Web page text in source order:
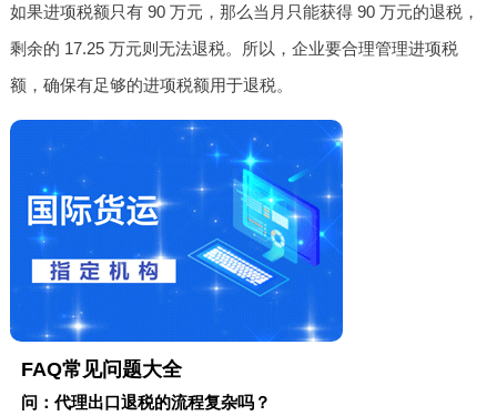
如果进项税额只有 90 万元，那么当月只能获得 90 万元的退税，
剩余的 17.25 万元则无法退税。所以，企业要合理管理进项税
额，确保有足够的进项税额用于退税。
FAQ常见问题大全
问：代理出口退税的流程复杂吗？